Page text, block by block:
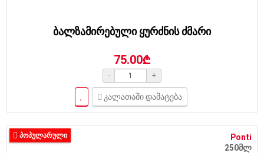
ბალზამირებული ყურძნის ძმარი
75.00₾
- +
კალათაში დამატება
Ponti
250მლ
ᲞᲝᲞᲣᲚᲐᲠᲣᲚᲘ